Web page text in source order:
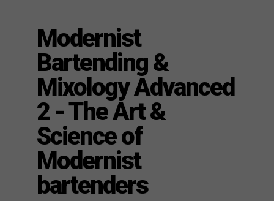
Modernist
Bartending &
Mixology Advanced
2 - The Art &
Science of
Modernist
bartenders